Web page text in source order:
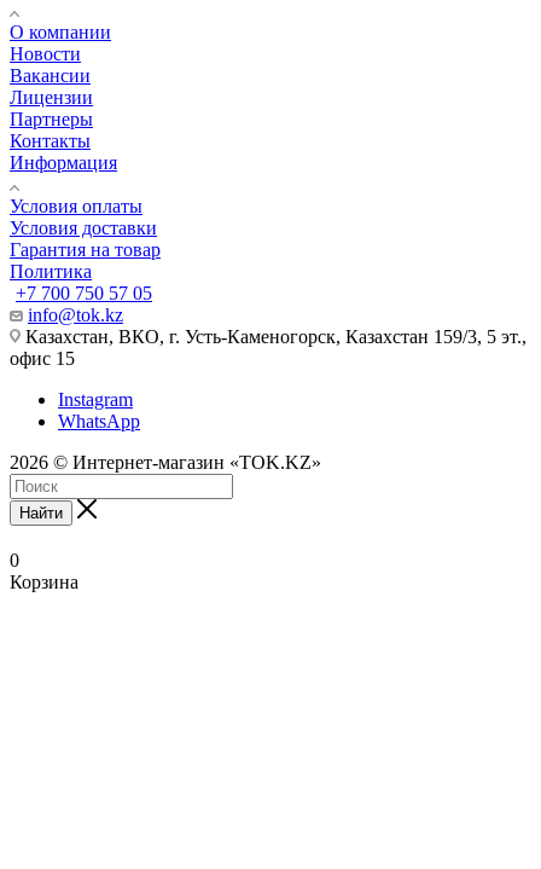
О компании
Новости
Вакансии
Лицензии
Партнеры
Контакты
Информация
Условия оплаты
Условия доставки
Гарантия на товар
Политика
+7 700 750 57 05
info@tok.kz
Казахстан, ВКО, г. Усть-Каменогорск, Казахстан 159/3, 5 эт.,
офис 15
Instagram
WhatsApp
2026 © Интернет-магазин «TOK.KZ»
Найти
0
Корзина